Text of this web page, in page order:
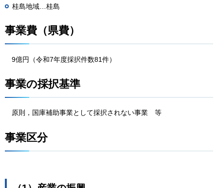
桂島地域…桂島
事業費（県費）
9億円 （令和7年度採択件数81件）
事業の採択基準
原則，国庫補助事業として採択されない事業 等
事業区分